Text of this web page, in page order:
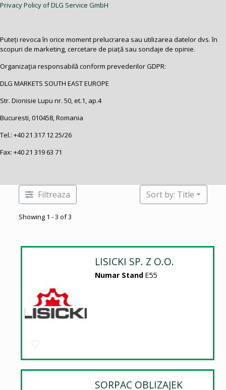
Privacy Policy of DLG Service GmbH
Puteți revoca în orice moment prelucrarea sau utilizarea datelor dvs. în
scopuri de marketing, cercetare de piață sau sondaje de opinie.
Organizaţia responsabilă conform prevederilor GDPR:
DLG MARKETS SOUTH EAST EUROPE
Str. Dionisie Lupu nr. 50, et.1, ap.4
Bucuresti, 010458, Romania
Tel.: +40 21 317 12 25/26
Fax: +40 21 319 63 71
Filtreaza
Showing 1 - 3 of 3
Sort by: Title
LISICKI SP. Z O.O.
Numar Stand E55
SORPAC OBLIZAJEK